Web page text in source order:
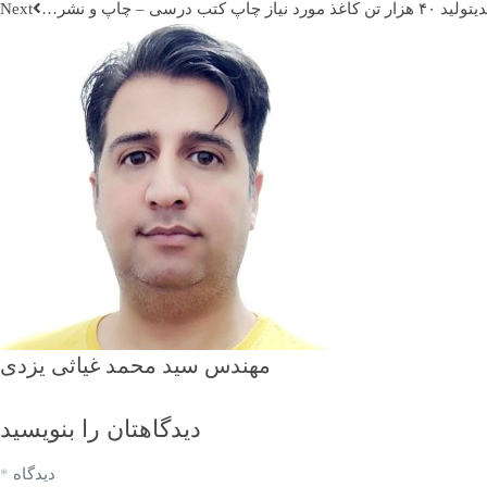
تولید ۴۰ هزار تن کاغذ مورد نیاز چاپ کتب درسی – چاپ و نشر…
مهندس سید محمد غیاثی یزدی
دیدگاهتان را بنویسید
دیدگاه *